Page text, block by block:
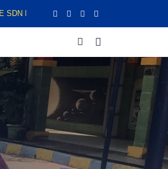
KEDAUNG KALIANGKE 14 JAKARTA